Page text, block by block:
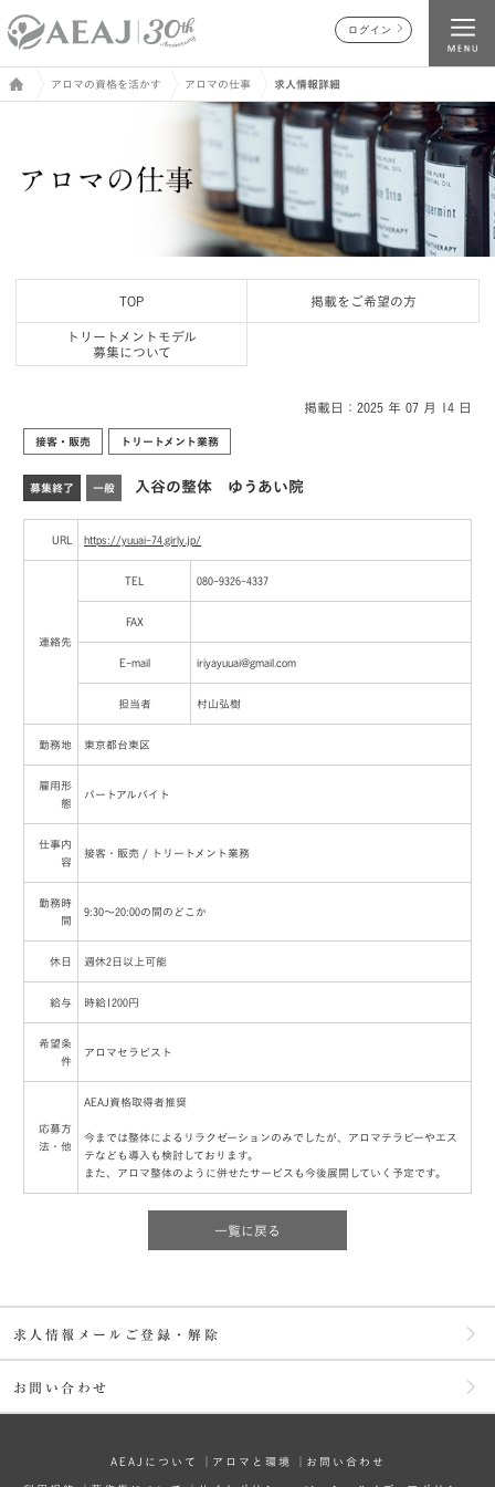
ログイン
アロマの資格を活かす アロマの仕事 求人情報詳細
TOP 掲載をご希望の方
トリートメントモデル
募集について
掲載日：2025 年 07 月 14 日
接客・販売 トリートメント業務
募集終了 一般 入谷の整体 ゆうあい院
URL https://yuuai-74.girly.jp/
連絡先
TEL 080-9326-4337
FAX
E-mail iriyayuuai@gmail.com
担当者 村山弘樹
勤務地 東京都台東区
雇用形
態
パートアルバイト
仕事内
容
接客・販売 / トリートメント業務
勤務時
間
9:30～20:00の間のどこか
休日 週休2日以上可能
給与 時給1200円
希望条
件
アロマセラピスト
応募方
法・他
AEAJ資格取得者推奨
今までは整体によるリラクゼーションのみでしたが、アロマテラピーやエス
テなども導入も検討しております。
また、アロマ整体のように併せたサービスも今後展開していく予定です。
一覧に戻る
求人情報メールご登録・解除
お問い合わせ
AEAJについて アロマと環境 お問い合わせ